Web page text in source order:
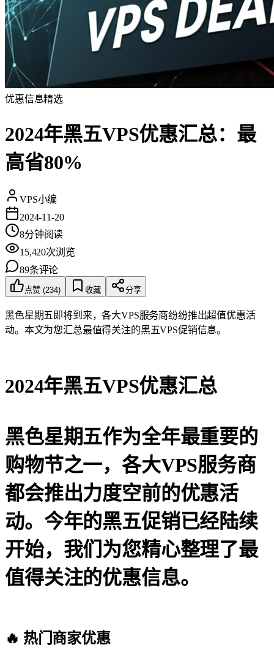
优惠信息精选
2024年黑五VPS优惠汇总：最
高省80%
VPS小编
2024-11-20
8分钟阅读
15,420次浏览
89条评论
点赞 (234) 收藏 分享
黑色星期五即将到来，各大VPS服务商纷纷推出超值优惠活
动。本文为您汇总最值得关注的黑五VPS促销信息。
2024年黑五VPS优惠汇总
黑色星期五作为全年最重要的
购物节之一，各大VPS服务商
都会推出力度空前的优惠活
动。今年的黑五促销已经陆续
开始，我们为您精心整理了最
值得关注的优惠信息。
🔥 热门商家优惠